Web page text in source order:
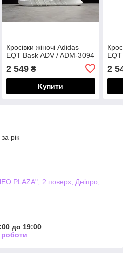
Кросівки жіночі Adidas
EQT Bask ADV / ADM-3094
2 549₴
Купити
2
рік
PLAZA", 2 поверх, Дніпро,
до 19:00
роботи